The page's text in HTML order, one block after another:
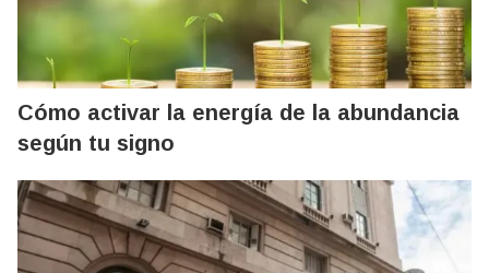
Cómo activar la energía de la abundancia
según tu signo